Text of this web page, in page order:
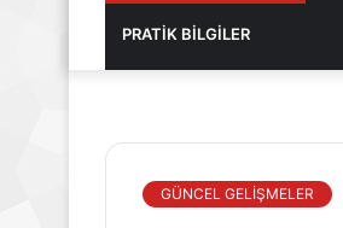
PRATİK BİLGİLER
GÜNCEL GELİŞMELER